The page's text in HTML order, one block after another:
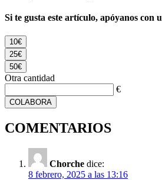
Si te gusta este artículo, apóyanos con
10€
25€
50€
Otra cantidad
€
COLABORA
COMENTARIOS
Chorche dice:
8 febrero, 2025 a las 13:16